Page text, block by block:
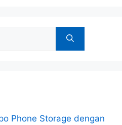
Phone Storage dengan